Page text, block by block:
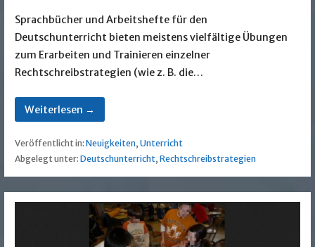
Sprachbücher und Arbeitshefte für den
Deutschunterricht bieten meistens vielfältige Übungen
zum Erarbeiten und Trainieren einzelner
Rechtschreibstrategien (wie z. B. die…
Weiterlesen →
Veröffentlicht in: Neuigkeiten, Unterricht
Abgelegt unter: Deutschunterricht, Rechtschreibstrategien